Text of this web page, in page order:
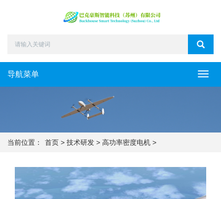
导航菜单
当前位置： 首页 > 技术研发 > 高功率密度电机 >